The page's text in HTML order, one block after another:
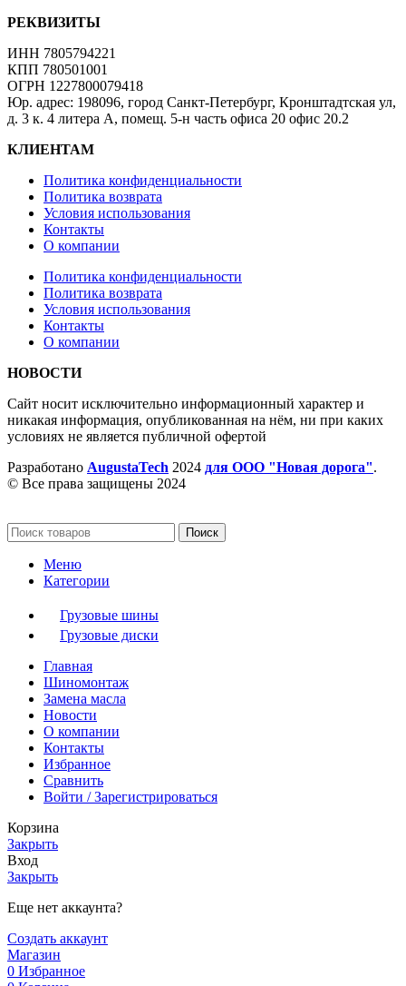
РЕКВИЗИТЫ
ИНН 7805794221
КПП 780501001
ОГРН 1227800079418
Юр. адрес: 198096, город Санкт-Петербург, Кронштадтская ул,
д. 3 к. 4 литера А, помещ. 5-н часть офиса 20 офис 20.2
КЛИЕНТАМ
Политика конфиденциальности
Политика возврата
Условия использования
Контакты
О компании
Политика конфиденциальности
Политика возврата
Условия использования
Контакты
О компании
НОВОСТИ
Сайт носит исключительно информационный характер и
никакая информация, опубликованная на нём, ни при каких
условиях не является публичной офертой
Разработано AugustaTech 2024 для ООО "Новая дорога".
© Все права защищены 2024
Поиск
Меню
Категории
Грузовые шины
Грузовые диски
Главная
Шиномонтаж
Замена масла
Новости
О компании
Контакты
Избранное
Сравнить
Войти / Зарегистрироваться
Корзина
Закрыть
Вход
Закрыть
Еще нет аккаунта?
Создать аккаунт
Магазин
0 Избранное